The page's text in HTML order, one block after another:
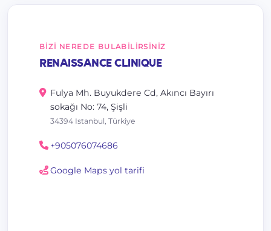
BIZI NEREDE BULABILIRSINIZ
RENAISSANCE CLINIQUE
Fulya Mh. Buyukdere Cd, Akıncı Bayırı
sokağı No: 74, Şişli
34394 Istanbul, Türkiye
+905076074686
Google Maps yol tarifi